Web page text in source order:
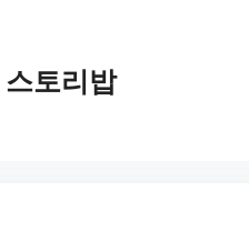
스토리밥